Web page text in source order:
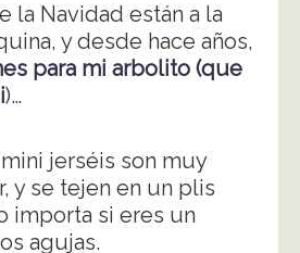
la Navidad están a la
y desde hace años,
para mi arbolito (que
)…
jerséis son muy
y se tejen en un plis
importa si eres un
agujas.